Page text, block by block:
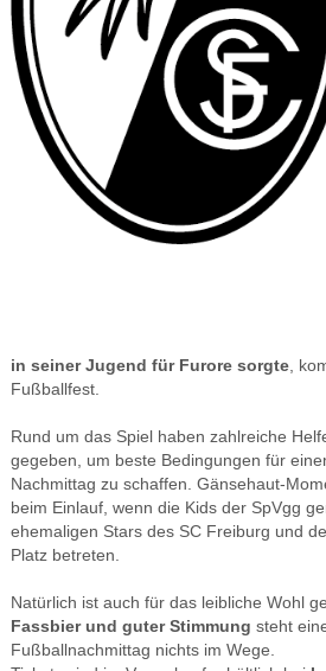
in seiner Jugend für Furore sorgte,
Fußballfest.
Rund um das Spiel haben zahlreiche
gegeben, um beste Bedingungen für
Nachmittag zu schaffen. Gänsehaut-
beim Einlauf, wenn die Kids der SpVgg
ehemaligen Stars des SC Freiburg und
Platz betreten.
Natürlich ist auch für das leibliche Wohl
Fassbier und guter Stimmung steht
Fußballnachmittag nichts im Wege.